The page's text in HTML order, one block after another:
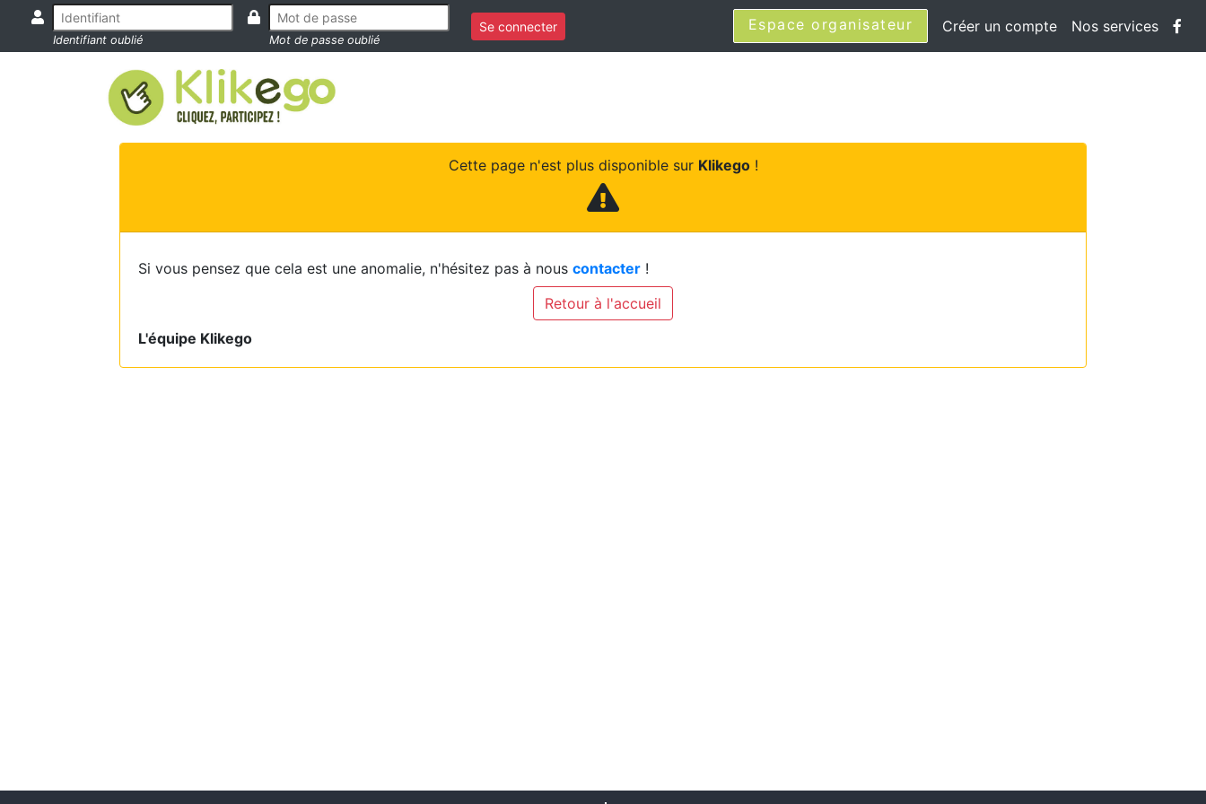
Identifiant oublié Mot de passe oublié
Se connecter Espace organisateur Créer un compte Nos services
Cette page n'est plus disponible sur Klikego!
Si vous pensez que cela est une anomalie, n'hésitez pas à nous contacter !
Retour à l'accueil
L'équipe Klikego